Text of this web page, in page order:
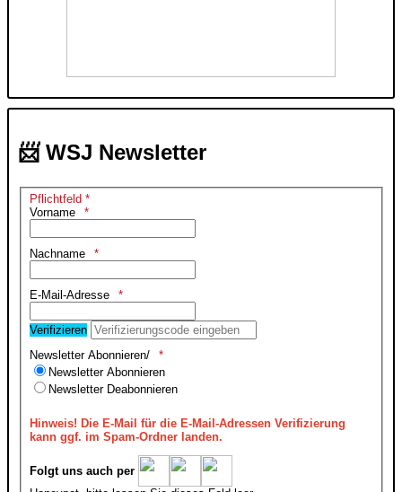
📨 WSJ Newsletter
Pflichtfeld *
Vorname
Nachname
E-Mail-Adresse
Verifizieren
Newsletter Abonnieren/
Newsletter Abonnieren
Newsletter Deabonnieren
Hinweis! Die E-Mail für die E-Mail-Adressen Verifizierung
kann ggf. im Spam-Ordner landen.
Folgt uns auch per